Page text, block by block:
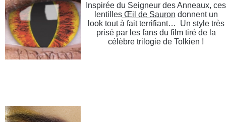
Inspirée du Seigneur des Anneaux, ces
lentillesŒil de Sauron donnent un
look tout à fait terrifiant… Un style très
prisé par les fans du film tiré de la
célèbre trilogie de Tolkien !